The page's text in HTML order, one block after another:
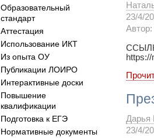
Образовательный
стандарт
Аттестация
Использование ИКТ
Из опыта ОУ
Публикации ЛОИРО
Интерактивные доски
Повышение
квалификации
Подготовка к ЕГЭ
Нормативные документы
23/4/
Дарья
23/4/